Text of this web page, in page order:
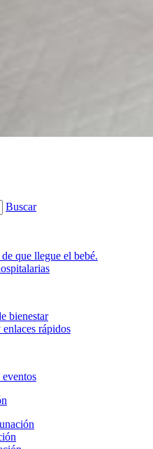
Buscar
que llegue el bebé.
bienestar
rápidos